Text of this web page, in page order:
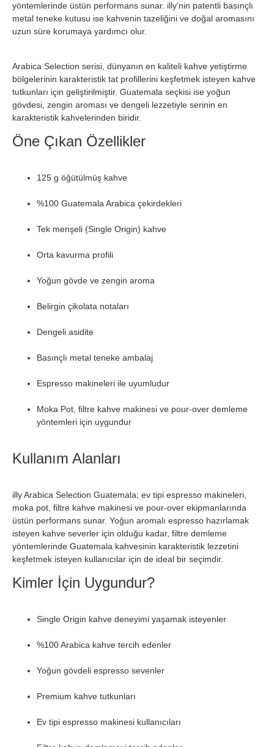
yöntemlerinde üstün performans sunar. illy'nin patentli basınçlı
metal teneke kutusu ise kahvenin tazeliğini ve doğal aromasını
uzun süre korumaya yardımcı olur.
Arabica Selection serisi, dünyanın en kaliteli kahve yetiştirme
bölgelerinin karakteristik tat profillerini keşfetmek isteyen kahve
tutkunları için geliştirilmiştir. Guatemala seçkisi ise yoğun
gövdesi, zengin aroması ve dengeli lezzetiyle serinin en
karakteristik kahvelerinden biridir.
Öne Çıkan Özellikler
125 g öğütülmüş kahve
%100 Guatemala Arabica çekirdekleri
Tek menşeli (Single Origin) kahve
Orta kavurma profili
Yoğun gövde ve zengin aroma
Belirgin çikolata notaları
Dengeli asidite
Basınçlı metal teneke ambalaj
Espresso makineleri ile uyumludur
Moka Pot, filtre kahve makinesi ve pour-over demleme
yöntemleri için uygundur
Kullanım Alanları
illy Arabica Selection Guatemala; ev tipi espresso makineleri,
moka pot, filtre kahve makinesi ve pour-over ekipmanlarında
üstün performans sunar. Yoğun aromalı espresso hazırlamak
isteyen kahve severler için olduğu kadar, filtre demleme
yöntemlerinde Guatemala kahvesinin karakteristik lezzetini
keşfetmek isteyen kullanıcılar için de ideal bir seçimdir.
Kimler İçin Uygundur?
Single Origin kahve deneyimi yaşamak isteyenler
%100 Arabica kahve tercih edenler
Yoğun gövdeli espresso sevenler
Premium kahve tutkunları
Ev tipi espresso makinesi kullanıcıları